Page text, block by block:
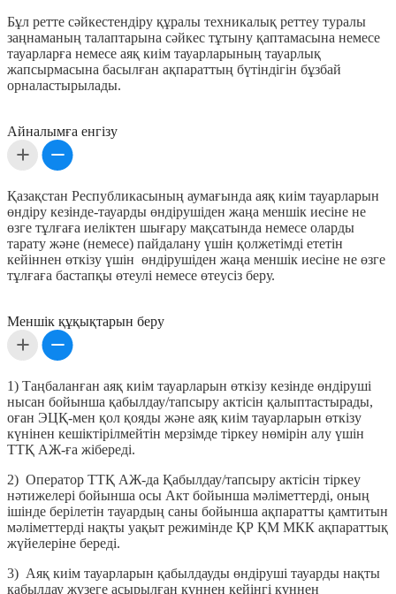
Бұл ретте сәйкестендіру құралы техникалық реттеу туралы
заңнаманың талаптарына сәйкес тұтыну қаптамасына немесе
тауарларға немесе аяқ киім тауарларының тауарлық
жапсырмасына басылған ақпараттың бүтіндігін бұзбай
орналастырылады.
Айналымға енгізу
Қазақстан Республикасының аумағында аяқ киім тауарларын
өндіру кезінде-тауарды өндірушіден жаңа меншік иесіне не
өзге тұлғаға иеліктен шығару мақсатында немесе оларды
тарату және (немесе) пайдалану үшін қолжетімді ететін
кейіннен өткізу үшін өндірушіден жаңа меншік иесіне не өзге
тұлғаға бастапқы өтеулі немесе өтеусіз беру.
Меншік құқықтарын беру
1) Таңбаланған аяқ киім тауарларын өткізу кезінде өндіруші
нысан бойынша қабылдау/тапсыру актісін қалыптастырады,
оған ЭЦҚ-мен қол қояды және аяқ киім тауарларын өткізу
күнінен кешіктірілмейтін мерзімде тіркеу нөмірін алу үшін
ТТҚ АЖ-ға жібереді.
2) Оператор ТТҚ АЖ-да Қабылдау/тапсыру актісін тіркеу
нәтижелері бойынша осы Акт бойынша мәліметтерді, оның
ішінде берілетін тауардың саны бойынша ақпаратты қамтитын
мәліметтерді нақты уақыт режимінде ҚР ҚМ МКК ақпараттық
жүйелеріне береді.
3) Аяқ киім тауарларын қабылдауды өндіруші тауарды нақты
қабылдау жүзеге асырылған күннен кейінгі күннен